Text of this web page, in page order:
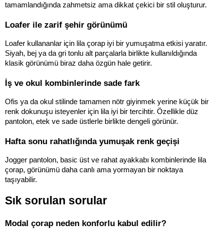
tamamlandığında zahmetsiz ama dikkat çekici bir stil oluşturur.
Loafer ile zarif şehir görünümü
Loafer kullananlar için lila çorap iyi bir yumuşatma etkisi yaratır.
Siyah, bej ya da gri tonlu alt parçalarla birlikte kullanıldığında
klasik görünümü biraz daha özgün hale getirir.
İş ve okul kombinlerinde sade fark
Ofis ya da okul stilinde tamamen nötr giyinmek yerine küçük bir
renk dokunuşu isteyenler için lila iyi bir tercihtir. Özellikle düz
pantolon, etek ve sade üstlerle birlikte dengeli görünür.
Hafta sonu rahatlığında yumuşak renk geçişi
Jogger pantolon, basic üst ve rahat ayakkabı kombinlerinde lila
çorap, görünümü daha canlı ama yormayan bir noktaya
taşıyabilir.
Sık sorulan sorular
Modal çorap neden konforlu kabul edilir?